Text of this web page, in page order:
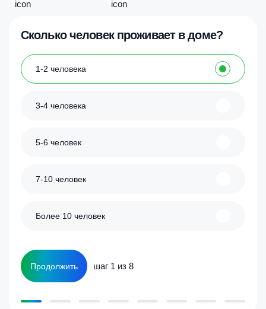
Сколько человек проживает в доме?
1-2 человека
3-4 человека
5-6 человек
7-10 человек
Более 10 человек
Продолжить шаг 1 из 8